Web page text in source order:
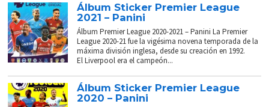
Álbum Sticker Premier League
2021 – Panini
Álbum Premier League 2020-2021 – Panini La Premier
League 2020-21 fue la vigésima novena temporada de la
máxima división inglesa, desde su creación en 1992.
El Liverpool era el campeón...
Álbum Sticker Premier League
2020 – Panini